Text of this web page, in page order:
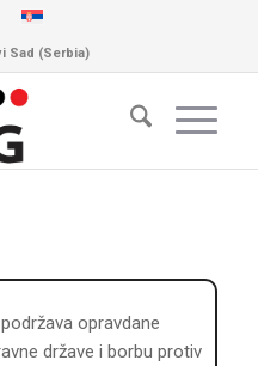
Sad (Serbia)
opravdane
države i borbu protiv